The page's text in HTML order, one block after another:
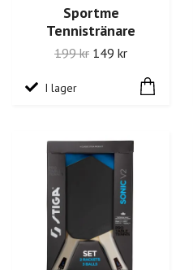
Sportme
Tennistränare
199 kr 149 kr
I lager